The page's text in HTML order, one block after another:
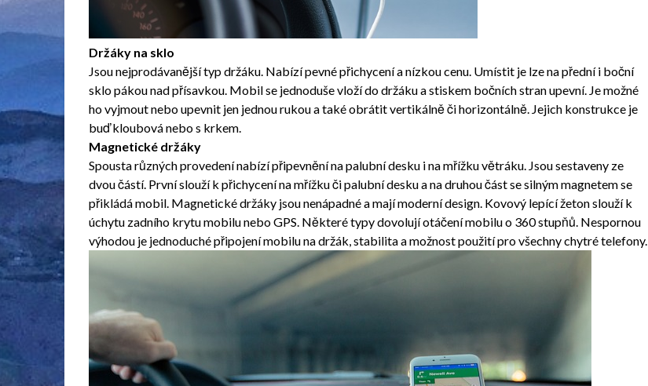
Držáky na sklo
Jsou nejprodávanější typdržáku. Nabízí pevné přichycení a nízkou cenu. Umístit je lze na přední i boční
sklo pákou nad přísavkou. Mobil se jednoduše vloží do držáku a stiskem bočních stran upevní. Je možné
ho vyjmout nebo upevnit jen jednou rukou a také obrátit vertikálně či horizontálně. Jejich konstrukce je
buď kloubová nebo s krkem.
Magnetické držáky
Spousta různých provedení nabízí připevnění na palubní desku i na mřížku větráku. Jsou sestaveny ze
dvou částí. První slouží k přichycení na mřížku či palubní desku a na druhou část se silným magnetem se
přikládá mobil. Magnetické držáky jsou nenápadné a mají moderní design. Kovový lepící žeton slouží k
úchytu zadního krytu mobilu nebo GPS. Některé typy dovolují otáčení mobilu o 360 stupňů. Nespornou
výhodou je jednoduché připojení mobilu na držák, stabilita a možnost použití pro všechny chytré telefony.